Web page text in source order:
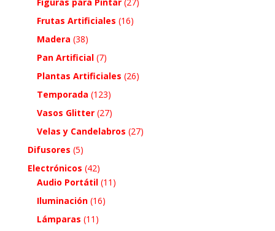
Figuras para Pintar (27)
Frutas Artificiales (16)
Madera (38)
Pan Artificial (7)
Plantas Artificiales (26)
Temporada (123)
Vasos Glitter (27)
Velas y Candelabros (27)
Difusores (5)
Electrónicos (42)
Audio Portátil (11)
Iluminación (16)
Lámparas (11)